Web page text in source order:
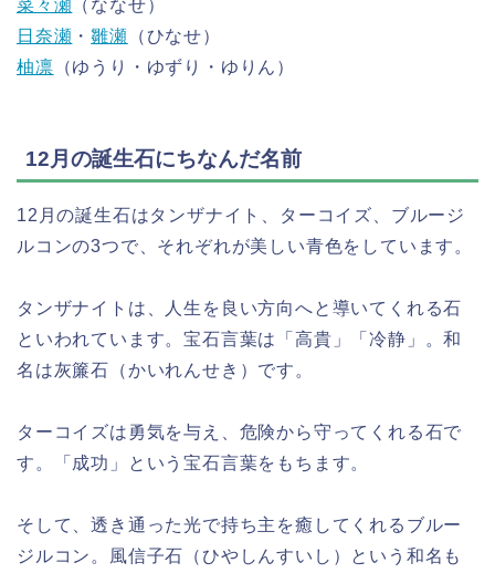
菜々瀬 （ななせ）
日奈瀬 ・雛瀬
（ひなせ）
柚凛 （ゆうり・ゆずり・ゆりん）
12月の誕生石にちなんだ名前
12月の誕生石はタンザナイト、ターコイズ、ブルージ
ルコンの3つで、それぞれが美しい青色をしています。
タンザナイトは、人生を良い方向へと導いてくれる石
といわれています。宝石言葉は「高貴」「冷静」。和
名は灰簾石（かいれんせき）です。
ターコイズは勇気を与え、危険から守ってくれる石で
す。「成功」という宝石言葉をもちます。
そして、透き通った光で持ち主を癒してくれるブルー
ジルコン。風信子石（ひやしんすいし）という和名も